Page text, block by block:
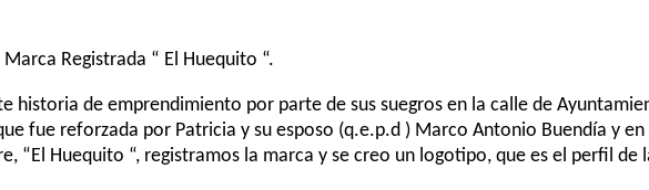
Registrada “ El Huequito “.
historia de emprendimiento por parte de sus suegros en la calle de
fue reforzada por Patricia y su esposo (q.e.p.d ) Marco Antonio Buendía y
“El Huequito “, registramos la marca y se creo un logotipo, que es el perfil